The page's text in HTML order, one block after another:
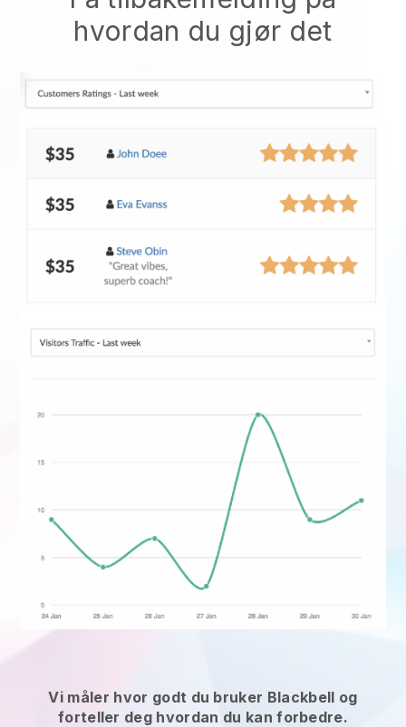
hvordan du gjør det
Vi måler hvor godt du bruker Blackbell og
forteller deg hvordan du kan forbedre.